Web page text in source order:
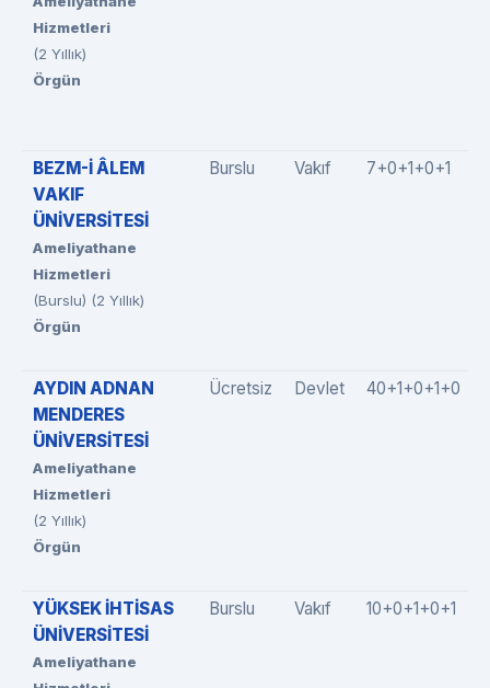
Hizmetleri
(2 Yıllık)
Örgün
BEZM-İ ÂLEM
VAKIF
ÜNİVERSİTESİ
Ameliyathane
Hizmetleri
(Burslu) (2 Yıllık)
Örgün
Burslu Vakıf 7+0+1+0+1
AYDIN ADNAN
MENDERES
ÜNİVERSİTESİ
Ameliyathane
Hizmetleri
(2 Yıllık)
Örgün
Ücretsiz Devlet 40+1+0+1+0
YÜKSEK İHTİSAS
ÜNİVERSİTESİ
Ameliyathane
Burslu Vakıf 10+0+1+0+1